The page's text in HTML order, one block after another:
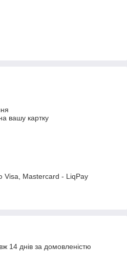
вашу картку
Visa, Mastercard - LiqPay
14 днів за домовленістю